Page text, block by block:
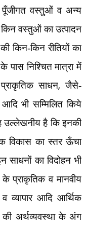
पूँजीगत वस्तुओं व अन्य
किन वस्तुओं का उत्पादन
किन-किन रीतियों का
पास निश्चित मात्रा में
साधन,जैसे-
भी सम्मिलित किये
उल्लेखनीय है कि इनकी
विकास का स्तर ऊँचा
साधनों का विदोहन भी
प्राकृतिक व मानवीय
व व्यापार आदि आर्थिक
अर्थव्यवस्था के अंग